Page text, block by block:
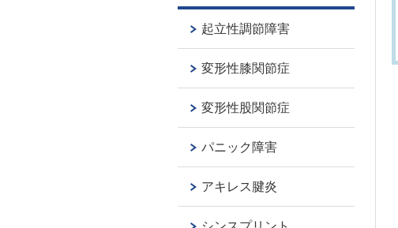
起立性調節障害
変形性膝関節症
変形性股関節症
パニック障害
アキレス腱炎